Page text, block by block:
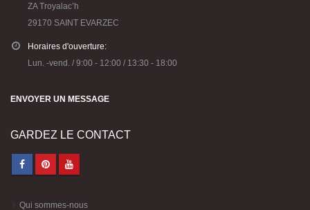
ZA Troyalac’h
29170 SAINT EVARZEC
Horaires d'ouverture:
Lun. -vend. / 9:00 - 12:00 / 13:30 - 18:00
ENVOYER UN MESSAGE
GARDEZ LE CONTACT
Qui sommes-nous